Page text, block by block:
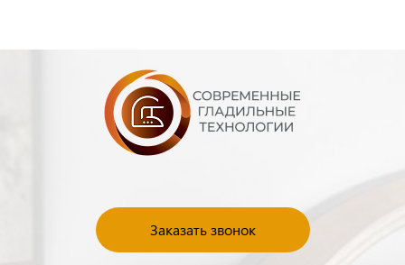
Заказать звонок